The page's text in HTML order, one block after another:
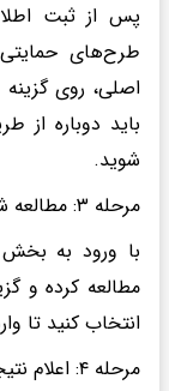
پس از ثبت
اصلی، روی
باید دوباره از
شوید.
مرحله ۳: مطالعه شرایط و پذیرش آن‌ها
با ورود به بخش
مطالعه کرده و
انتخاب کنید تا
مرحله ۴: اعلام نتیجه و معرفی بانک عامل